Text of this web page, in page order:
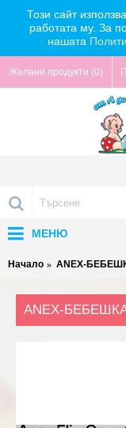
Този сайт
работата му. За
нашата
Желани продукти (0)
МЕНЮ
Начало ANEX-
ANEX-